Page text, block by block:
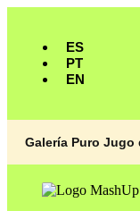
ES
PT
EN
Galería Puro Jugo